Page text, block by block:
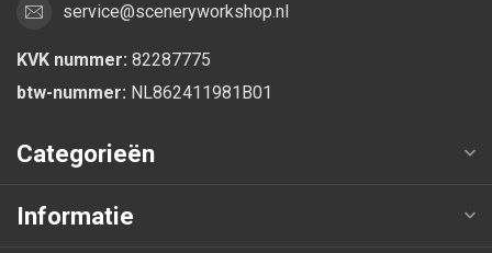
service@sceneryworkshop.nl
KVK nummer: 82287775
btw-nummer: NL862411981B01
Categorieën
Informatie